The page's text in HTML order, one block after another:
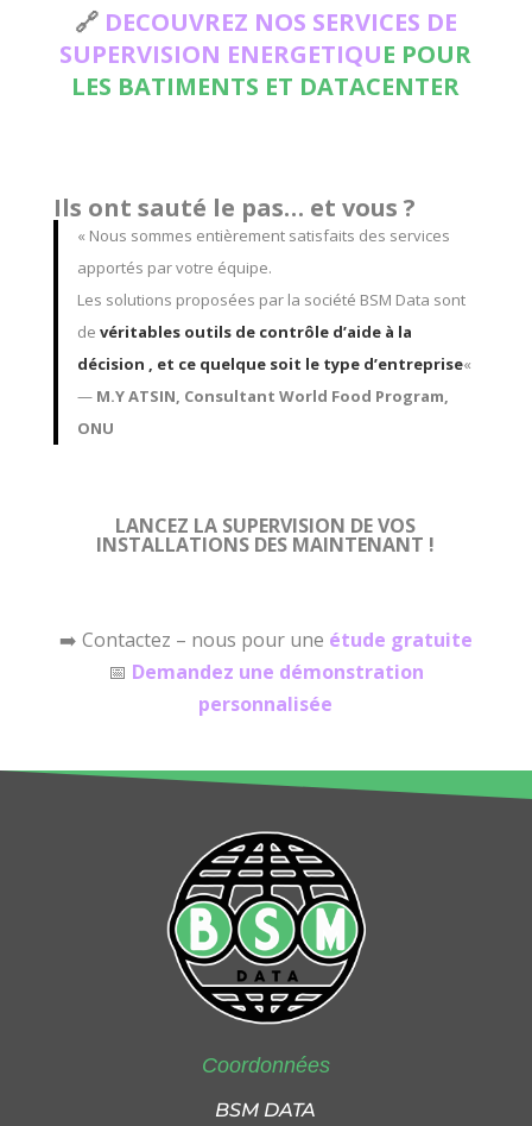
🔗 DECOUVREZ NOS SERVICES DE
SUPERVISION ENERGETIQUE POUR
LES BATIMENTS ET DATACENTER
Ils ont sauté le pas… et vous ?
« Nous sommes entièrement satisfaits des services
apportés par votre équipe.
Les solutions proposées par la société BSM Data sont
de véritables outils de contrôle d’aide à la
décision , et ce quelque soit le type d’entreprise«
— M.Y ATSIN, Consultant World Food Program,
ONU
LANCEZ LA SUPERVISION DE VOS
INSTALLATIONS DES MAINTENANT !
➡️ Contactez – nous pour une étude gratuite
📅 Demandez une démonstration
personnalisée
Coordonnées
BSM DATA